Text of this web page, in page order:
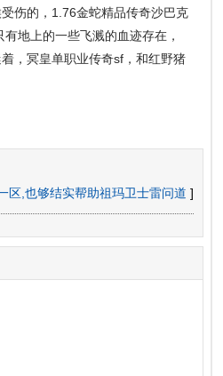
伤的，1.76金蛇精品传奇沙巴克
地上的一些飞溅的血迹存在，
，冥皇单职业传奇sf，和红野猪
区,也够结实帮助祖玛卫士雷问道 ]